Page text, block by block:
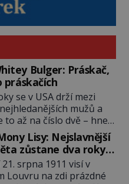
Bulger: Práskač,
práskačích
se v USA drží mezi
mužů a
to až na číslo dvě – hned
bin Ládinovi (1957–
James „Whitey“ Bulger
viněný ze spoluúčasti
vydírání a lichvy. A
krom toho je ještě
Lisy: Nejslavnější
zůstane dva roky
srpna 1911 visí v
Louvru na zdi prázdné